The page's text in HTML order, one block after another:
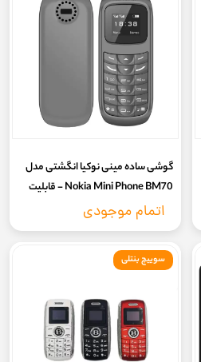
گوشی ساده مینی نوکیا انگشتی مدل
Nokia Mini Phone BM70 - قابلیت
اتصال هندزفری بلوتوث به موبایل
اصلی- دوسیم کارت و رمخور -با
کدفعالسازی (بدون گارانتی شرکتی)
اتمام موجودی
سوییچ بنتلی